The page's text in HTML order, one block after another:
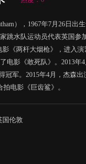
），1967年7月26日出
跳水队运动员代表英国
《两杆大烟枪》，进入
电影《敢死队》。2013年
冠军。2015年4月，杰森
电影《巨齿鲨》。
伦敦